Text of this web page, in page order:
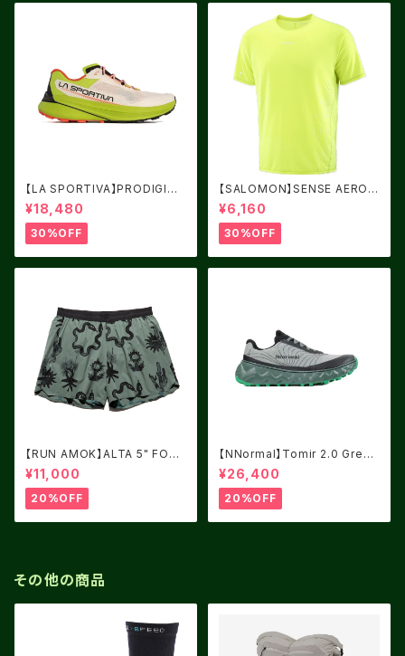
【LA SPORTIVA】PRODIGIO
ANTIQUE WHITE サイズ：39
¥18,480
30%OFF
【SALOMON】SENSE AERO
GRAPHIC Acid Lime / BUT
TERFLY
¥6,160
30%OFF
【RUN AMOK】ALTA 5" FORE
ST
¥11,000
20%OFF
【NNormal】Tomir 2.0 Green
USM8.0/UK7.5
¥26,400
20%OFF
その他の商品